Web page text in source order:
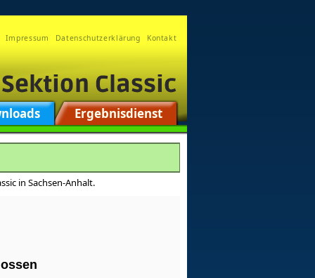
Kontakt
Datenschutzerklärung
Impressum
Ergebnisdienst
in Sachsen-Anhalt.